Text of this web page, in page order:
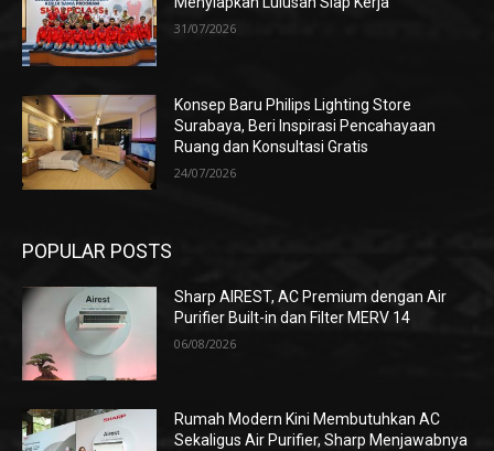
31/07/2026
Konsep Baru Philips Lighting Store
Surabaya, Beri Inspirasi Pencahayaan
Ruang dan Konsultasi Gratis
24/07/2026
POPULAR POSTS
Sharp AIREST, AC Premium dengan Air
Purifier Built-in dan Filter MERV 14
06/08/2026
Rumah Modern Kini Membutuhkan AC
Sekaligus Air Purifier, Sharp Menjawabnya